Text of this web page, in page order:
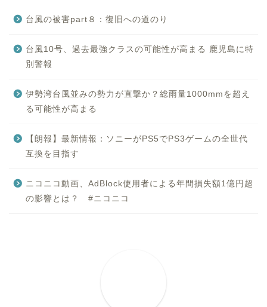
台風の被害part８：復旧への道のり
台風10号、過去最強クラスの可能性が高まる 鹿児島に特
別警報
伊勢湾台風並みの勢力が直撃か？総雨量1000mmを超え
る可能性が高まる
【朗報】最新情報：ソニーがPS5でPS3ゲームの全世代
互換を目指す
ニコニコ動画、AdBlock使用者による年間損失額1億円超
の影響とは？ #ニコニコ